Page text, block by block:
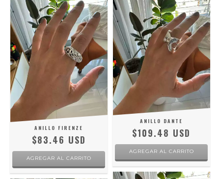
ANILLO FIRENZE
$83.46 USD
AGREGAR AL CARRITO
ANILLO DANTE
$109.48 USD
AGREGAR AL CARRITO